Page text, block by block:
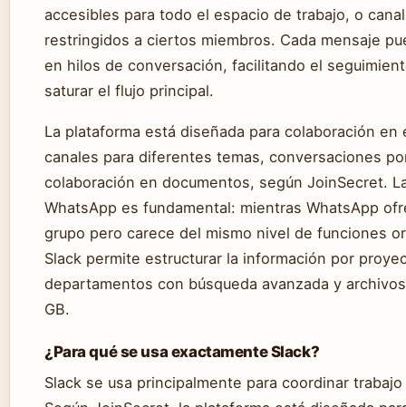
accesibles para todo el espacio de trabajo, o
restringidos a ciertos miembros. Cada mensaje
en hilos de conversación, facilitando el
saturar el flujo principal.
La plataforma está diseñada para colaboración en
canales para diferentes temas, conversaciones
colaboración en documentos, según JoinSecret.
WhatsApp es fundamental: mientras WhatsApp
grupo pero carece del mismo nivel de funciones
Slack permite estructurar la información por
departamentos con búsqueda avanzada y
GB.
¿Para qué se usa exactamente Slack?
Slack se usa principalmente para coordinar